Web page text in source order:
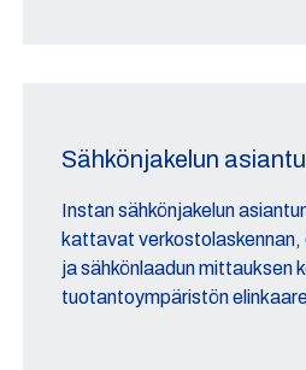
Sähkönjakelun
Instan sähkönjakelun
kattavat
ja sähkönlaadun mittauksen
tuotantoympäristön